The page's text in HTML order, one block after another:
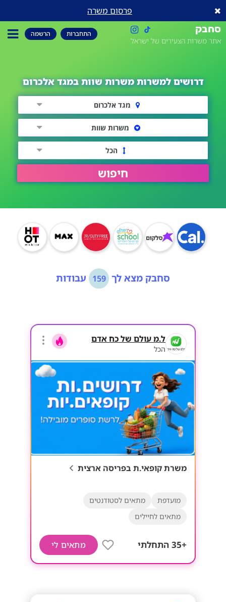
פרסום משרה
סחבק
אתר משרות הצעירים של ישראל
התחברות הרשמה
דרושים למשרות משרות שוות במגד אלכרום
מגד אלכרום
משרות שוות
הכל
חיפוש
סחבק מצא לך 159 עבודות
ל.מ עולם של כח אדם
הכל
משרת קופאי.ת בפריסה ארצית
מועדפת
מתאים לסטודנטים
מתאים לחיילים
+35 התחלתי מתאים לי